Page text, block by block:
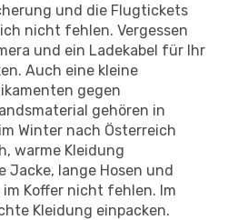
und die Flugtickets
nicht fehlen. Vergessen
und ein Ladekabel für Ihr
Auch eine kleine
gegen
gehören in
Winter nach Österreich
warme Kleidung
Jacke, lange Hosen und
Koffer nicht fehlen. Im
Kleidung einpacken.